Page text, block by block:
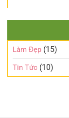
Làm Đẹp (15)
Tin Tức (10)